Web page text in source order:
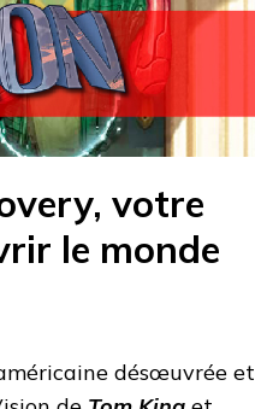
votre
le monde
désœuvrée et